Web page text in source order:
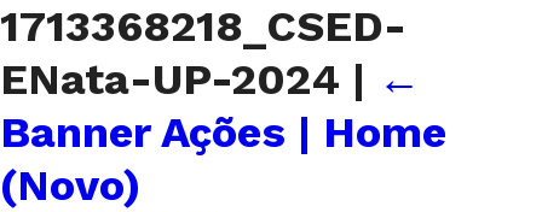
1713368218_CSED-
ENata-UP-2024 | ←
Banner Ações | Home
(Novo)